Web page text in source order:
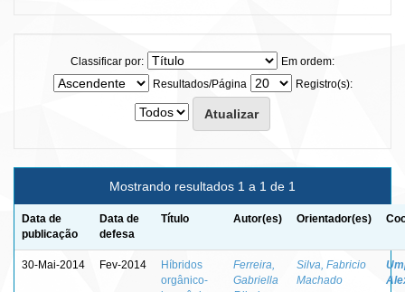
Classificar por:
Em ordem:
Resultados/Página
Registro(s):
Mostrando resultados 1 a 1 de 1
Data de
publicação
Data de
defesa
Título Autor(es) Orientador(es)
30-Mai-2014 Fev-2014
Híbridos
orgânico-
Ferreira,
Gabriella
Silva, Fabricio
Machado